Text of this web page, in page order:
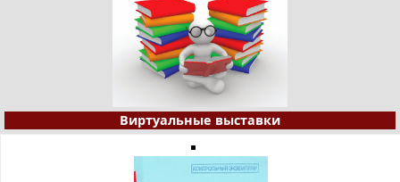
Виртуальные выставки